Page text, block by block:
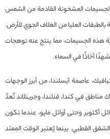
المشحونة القادمة من الشمس
الساعة بالطبقات العليا من الغلاف الجوي للأرض.
هذه الجسيمات، مما ينتج عنه توهجات
أخاذًا في السماء.
عاصمة آيسلندا، من أبرز الوجهات
في كندا، فنلندا، وجرينلاند تُعدّ
أكتوبر وحتى أوائل مايو، عندما تكون
القطبي. بينما يُعتبر الوقت الممتد